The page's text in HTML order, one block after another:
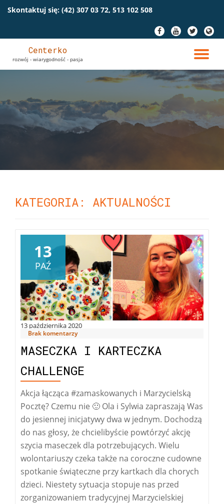
Skontaktuj się: (42) 307 03 72, 513 102 508
fa-
facebook
fa-
youtube
fa-
twitter
fa-
globe
Centerko
rozwój - wiarygodność - pasja
KATEGORIA: AKTUALNOŚCI
13 października 2020
13
PAŹ
Brak komentarzy
MASECZKA I KARTECZKA
CHALLENGE
Akcja łącząca #zamaskowanych i Marzycielską
Pocztę? Czemu nie 🙂 Ola i Sylwia zapraszają Was
do jesiennej inicjatywy dwa w jednym. Dochodzą
do nas głosy, że chcielibyście powtórzyć akcję
szycia maseczek dla potrzebujących. Wielu
wolontariuszy czeka także na coroczne cudowne
spotkanie świąteczne przy kartkach dla chorych
dzieci. Niestety sytuacja stopuje nas przed
zorganizowaniem tradycyjnej Marzycielskiej